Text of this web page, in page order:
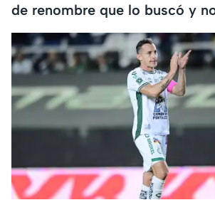
de renombre que lo buscó y